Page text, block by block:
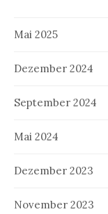
Mai 2025
Dezember 2024
September 2024
Mai 2024
Dezember 2023
November 2023